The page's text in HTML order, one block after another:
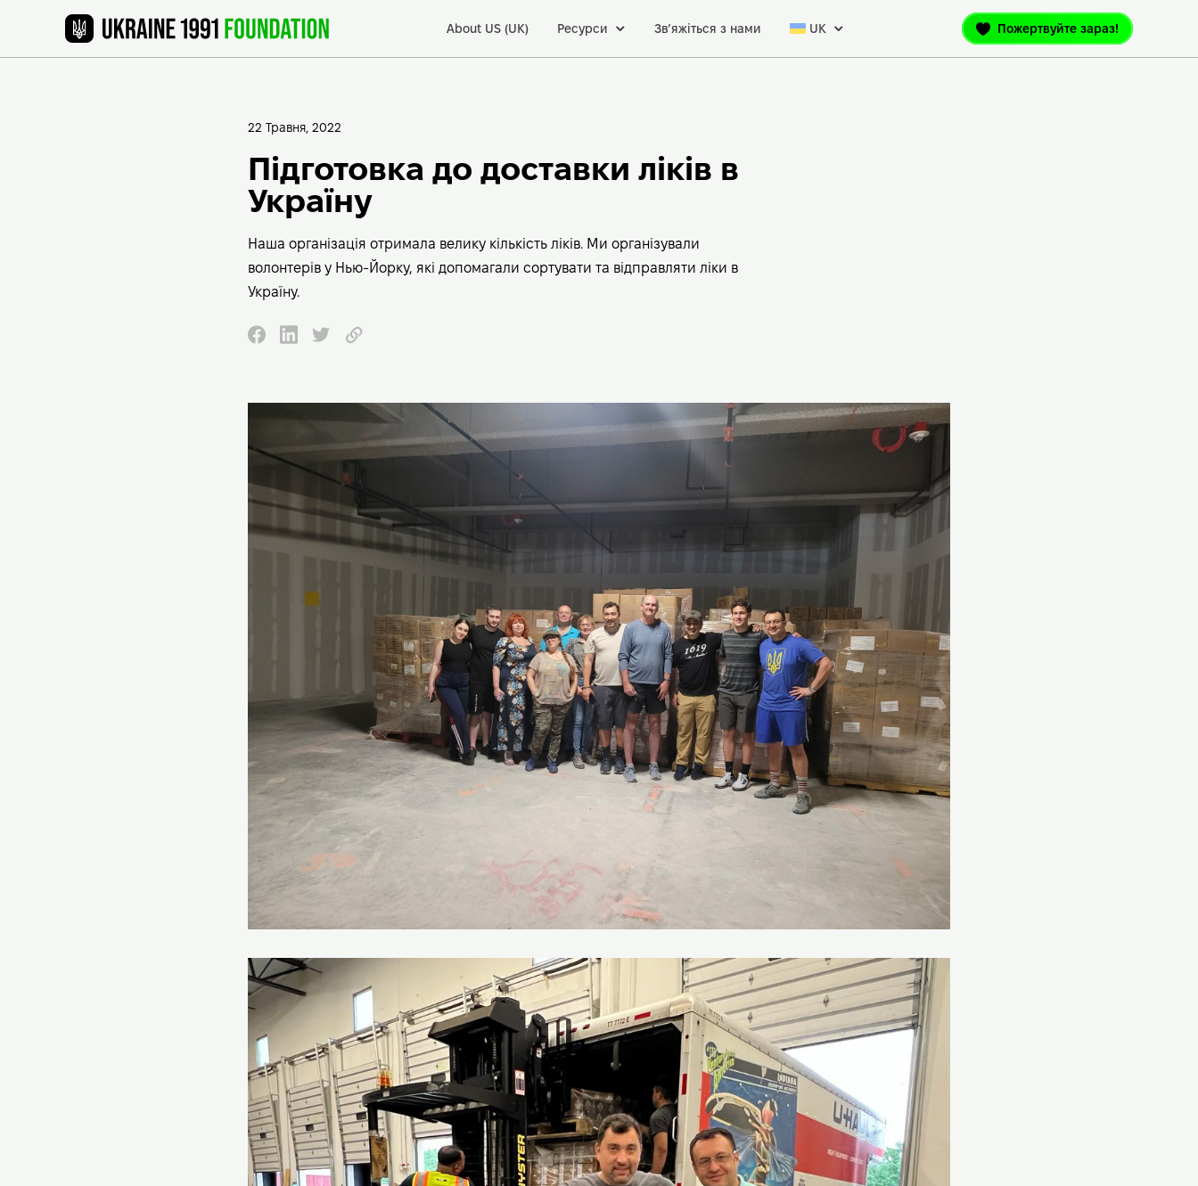
About US (UK) Ресурси Зв’яжіться з нами UK Пожертвуйте зараз!
22 Травня, 2022
Підготовка до доставки ліків в
Україну
Наша організація отримала велику кількість ліків. Ми організували
волонтерів у Нью-Йорку, які допомагали сортувати та відправляти ліки в
Україну.